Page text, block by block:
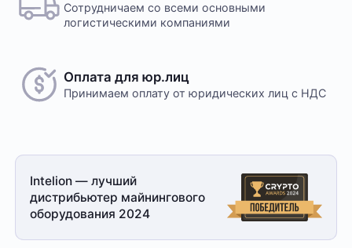
Сотрудничаем со всеми основными
логистическими компаниями
Оплата для юр.лиц
Принимаем оплату от юридических лиц с НДС
Intelion — лучший
дистрибьютер майнингового
оборудования 2024